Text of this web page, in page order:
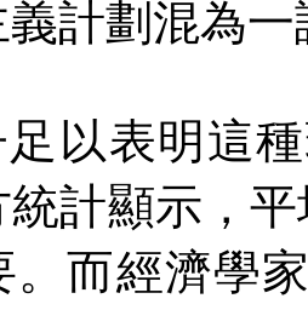
義計劃混為
以表明這
計顯示，
。而經濟學